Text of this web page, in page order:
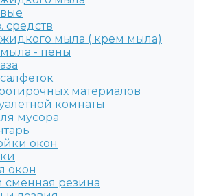
средств
мыла ( крем мыла)
- пены
материалов
комнаты
мусора
окон
окон
резина